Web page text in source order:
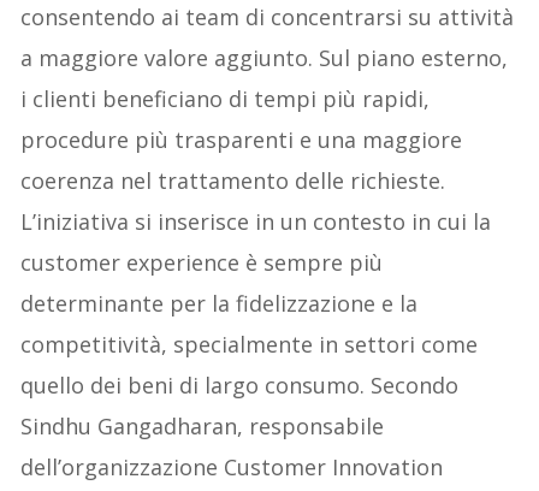
consentendo ai team di concentrarsi su attività
a maggiore valore aggiunto. Sul piano esterno,
i clienti beneficiano di tempi più rapidi,
procedure più trasparenti e una maggiore
coerenza nel trattamento delle richieste.
L’iniziativa si inserisce in un contesto in cui la
customer experience è sempre più
determinante per la fidelizzazione e la
competitività, specialmente in settori come
quello dei beni di largo consumo. Secondo
Sindhu Gangadharan, responsabile
dell’organizzazione Customer Innovation